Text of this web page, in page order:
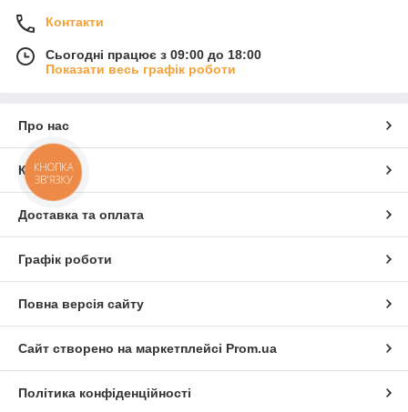
Контакти
Сьогодні працює з 09:00 до 18:00
Показати весь графік роботи
Про нас
Контакти
Доставка та оплата
Графік роботи
Повна версія сайту
Сайт створено на маркетплейсі Prom.ua
Політика конфіденційності
КНОПКА
ЗВ'ЯЗКУ